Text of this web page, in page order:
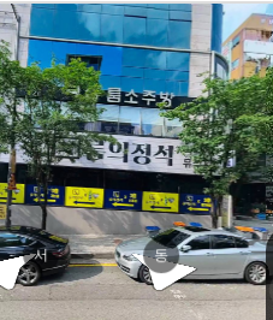
로60번길
로60번길
서 동